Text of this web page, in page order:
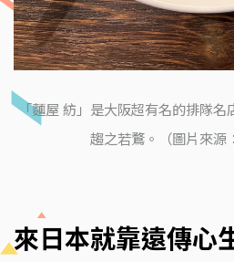
「麵屋 紡」是大阪超有名的排隊名
趨之若鶩。（圖片來源
來日本就靠遠傳心